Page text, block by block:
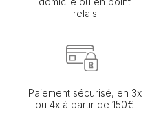
relais
Paiement sécurisé, en 3x
ou 4x à partir de 150€